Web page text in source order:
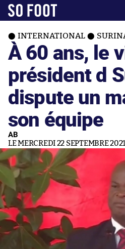
INTERNATIONAL
À 60 ans, le
président d
dispute un
son équipe
AB
LE MERCREDI 22 SEPTEMBRE